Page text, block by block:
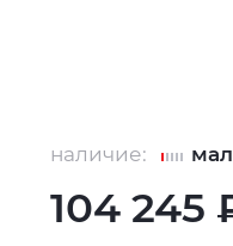
наличие:
104 245